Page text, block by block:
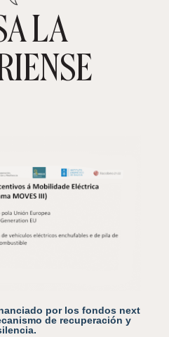
LA
por los fondos next
de recuperación y